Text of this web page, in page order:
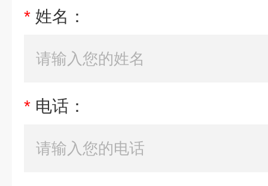
* 姓名：
* 电话：